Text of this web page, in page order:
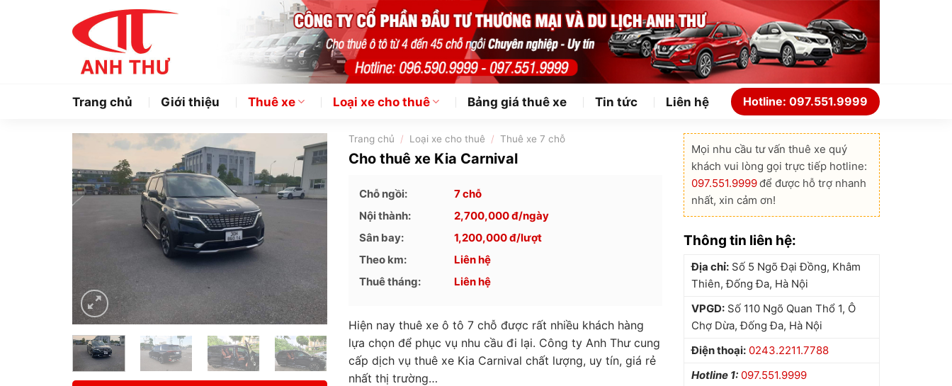
Trang chủ Giới thiệu Thuê xe Loại xe cho thuê Bảng giá thuê xe Tin tức Liên hệ Hotline: 097.551.9999
Trang chủ / Loại xe cho thuê / Thuê xe 7 chỗ
Cho thuê xe Kia Carnival
Chỗ ngồi:
7 chỗ
Nội thành:
2,700,000đ/ngày
Sân bay:
1,200,000đ/lượt
Theo km:
Liên hệ
Thuê tháng:
Liên hệ
Hiện nay thuê xe ô tô 7 chỗ được rất nhiều khách hàng
lựa chọn để phục vụ nhu cầu đi lại. Công ty Anh Thư cung
cấp dịch vụ thuê xe Kia Carnival chất lượng, uy tín, giá rẻ
nhất thị trường…
Mọi nhu cầu tư vấn thuê xe quý
khách vui lòng gọi trực tiếp hotline:
097.551.9999để được hỗ trợ nhanh
nhất, xin cảm ơn!
Thông tin liên hệ:
Địa chỉ:Số 5 Ngõ Đại Đồng, Khâm
Thiên, Đống Đa, Hà Nội
VPGD:Số 110 Ngõ Quan Thổ 1, Ô
Chợ Dừa, Đống Đa, Hà Nội
Điện thoại: 0243.2211.7788
Hotline 1: 097.551.9999